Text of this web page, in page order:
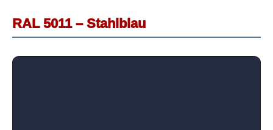
RAL 5011 – Stahlblau